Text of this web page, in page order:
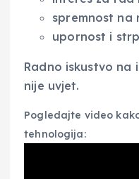
​spremnost na
​upornost i
​Radno iskustvo na
nije uvjet.
​Pogledajte video
tehnologija: